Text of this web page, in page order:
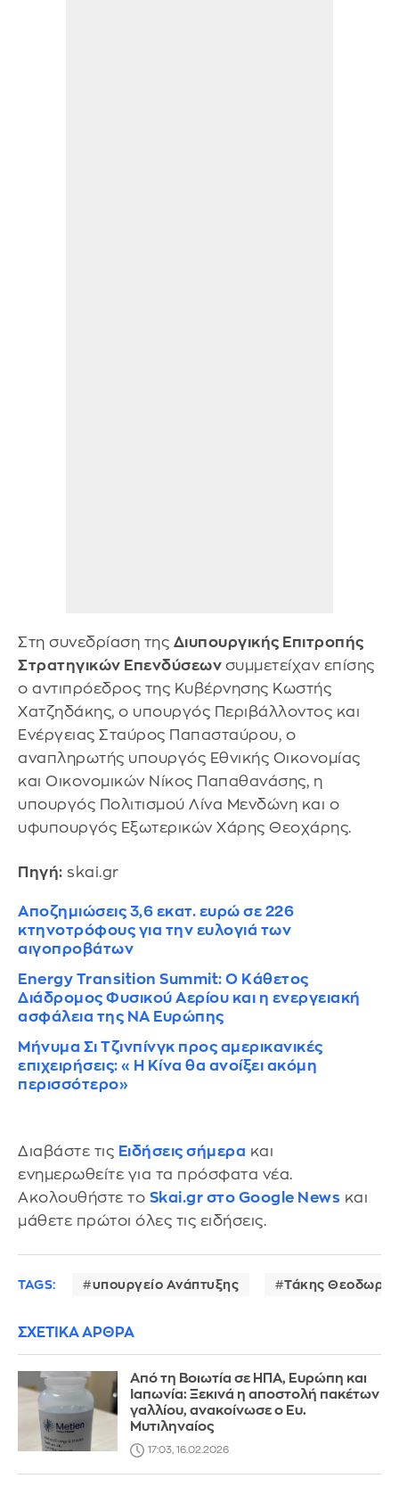
Στη συνεδρίαση της Διυπουργικής Επιτροπής
Στρατηγικών Επενδύσεων συμμετείχαν επίσης
ο αντιπρόεδρος της Κυβέρνησης Κωστής
Χατζηδάκης, ο υπουργός Περιβάλλοντος και
Ενέργειας Σταύρος Παπασταύρου, ο
αναπληρωτής υπουργός Εθνικής Οικονομίας
και Οικονομικών Νίκος Παπαθανάσης, η
υπουργός Πολιτισμού Λίνα Μενδώνη και ο
υφυπουργός Εξωτερικών Χάρης Θεοχάρης.
Πηγή: skai.gr
Αποζημιώσεις 3,6 εκατ. ευρώ σε 226
κτηνοτρόφους για την ευλογιά των
αιγοπροβάτων
Energy Transition Summit: Ο Κάθετος
Διάδρομος Φυσικού Αερίου και η ενεργειακή
ασφάλεια της ΝΑ Ευρώπης
Μήνυμα Σι Τζινπίνγκ προς αμερικανικές
επιχειρήσεις: «Η Κίνα θα ανοίξει ακόμη
περισσότερο»
Διαβάστε τις Ειδήσεις σήμερα και
ενημερωθείτε για τα πρόσφατα νέα.
Ακολουθήστε το Skai.gr στο Google News και
μάθετε πρώτοι όλες τις ειδήσεις.
TAGS: υπουργείο Ανάπτυξης Τάκης
ΣΧΕΤΙΚΑ ΑΡΘΡΑ
Από τη Βοιωτία σε ΗΠΑ, Ευρώπη και
Ιαπωνία: Ξεκινά η αποστολή πακέτων
γαλλίου, ανακοίνωσε ο Ευ.
Μυτιληναίος
17:03, 16.02.2026